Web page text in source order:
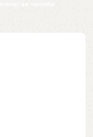
ao carrinho